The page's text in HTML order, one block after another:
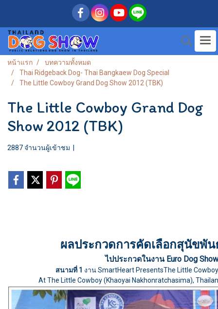
หน้าแรก
บทความทั้งหมด
Thai Ridgeback Dog- Thai Bangkaew Dog Special
The Little Cowboy Grand Dog Show 2012 (TBK)
The Little Cowboy Grand Dog
Show 2012 (TBK)
2887 จำนวนผู้เข้าชม
ผลประกวดการคัดเลือกสุนัขพัน
ไปประกวดในงาน Euro Dog
สนามที่ 1 งาน SmartHeart PresentsThe Little
At The Little Cowboy (Khaoyai Nakhonratchasima),